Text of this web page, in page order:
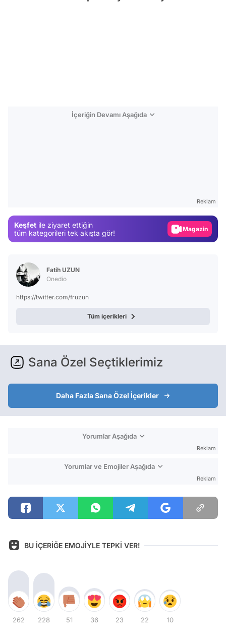
İçeriğin Devamı Aşağıda
Reklam
Keşfet ile ziyaret ettiğin
tüm kategorileri tek akışta gör!
Magazin
Video
Fatih UZUN
Onedio
https://twitter.com/fruzun
Tüm içerikleri
Sana Özel Seçtiklerimiz
Daha Fazla Sana Özel İçerikler
Yorumlar Aşağıda
Reklam
Yorumlar ve Emojiler Aşağıda
Reklam
BU İÇERİĞE EMOJİYLE TEPKİ VER!
262 228 51 36 23 22 10